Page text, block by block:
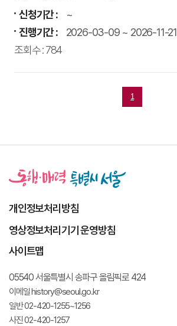
신청기간 :
~
진행기간 :
2026-03-09 ~ 2026-11-21
조회수 : 784
1
이
개인정보처리방침
영상정보처리기기 운영방침
사이트맵
05540 서울특별시 송파구 올림픽로 424
이메일 history@seoul.go.kr
일반 02-420-1255~1256
사진 02-420-1257